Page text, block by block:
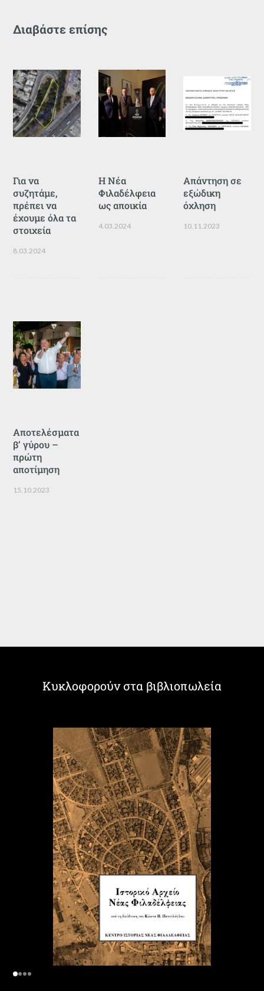
Διαβάστε επίσης
Για να
συζητάμε,
πρέπει να
έχουμε όλα τα
στοιχεία
8.03.2024
Η Νέα
Φιλαδέλφεια
ως αποικία
4.03.2024
Απάντηση σε
εξώδικη
όχληση
10.11.2023
Αποτελέσματα
β’ γύρου –
πρώτη
αποτίμηση
15.10.2023
Κυκλοφορούν στα βιβλιοπωλεία